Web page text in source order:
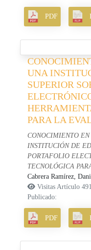
PDF
UNA
SUPERIOR
PARA LA
CONOCIMIENTO
INSTITUCIÓN DE
PORTAFOLIO
TECNOLÓGICA
Cabrera Ramírez,
Visitas Artículo
Publicado:
PDF